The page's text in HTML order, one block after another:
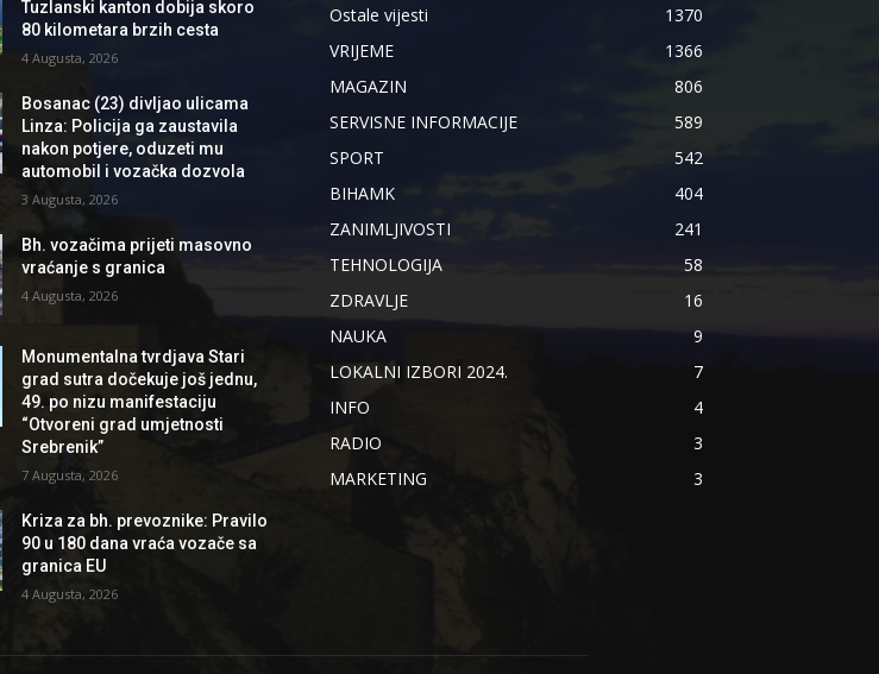
Tuzlanski kanton dobija skoro
80 kilometara brzih cesta
4 Augusta, 2026
Bosanac (23) divljao ulicama
Linza: Policija ga zaustavila
nakon potjere, oduzeti mu
automobil i vozačka dozvola
3 Augusta, 2026
Bh. vozačima prijeti masovno
vraćanje s granica
4 Augusta, 2026
Monumentalna tvrdjava Stari
grad sutra dočekuje još jednu,
49. po nizu manifestaciju
“Otvoreni grad umjetnosti
Srebrenik”
7 Augusta, 2026
Kriza za bh. prevoznike: Pravilo
90 u 180 dana vraća vozače sa
granica EU
4 Augusta, 2026
Ostale vijesti
1370
VRIJEME
1366
MAGAZIN
806
SERVISNE INFORMACIJE
589
SPORT
542
BIHAMK
404
ZANIMLJIVOSTI
241
TEHNOLOGIJA
58
ZDRAVLJE
16
NAUKA
9
LOKALNI IZBORI 2024.
7
INFO
4
RADIO
3
MARKETING
3